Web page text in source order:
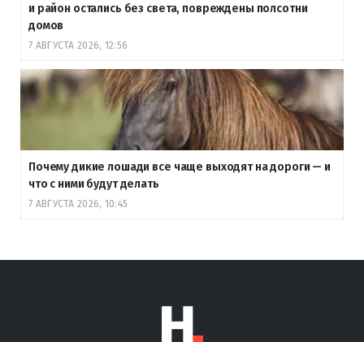
и район остались без света, повреждены полсотни
домов
7 АВГУСТА 2026, 12:56
Почему дикие лошади все чаще выходят на дороги — и
что с ними будут делать
7 АВГУСТА 2026, 10:45